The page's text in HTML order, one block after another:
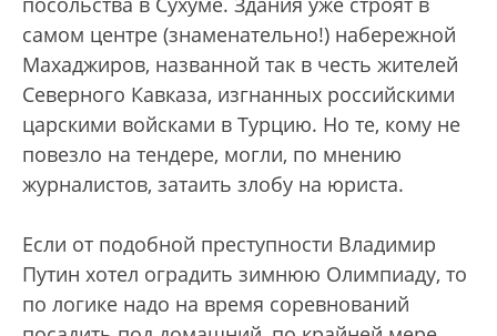
самом центре (знаменательно!) набережной
Махаджиров, названной так в честь жителей
Северного Кавказа, изгнанных российскими
царскими войсками в Турцию. Но те, кому не
повезло на тендере, могли, по мнению
журналистов, затаить злобу на юриста.
Если от подобной преступности Владимир
Путин хотел оградить зимнюю Олимпиаду, то
по логике надо на время соревнований